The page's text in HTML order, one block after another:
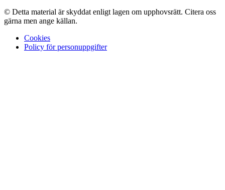
© Detta material är skyddat enligt lagen om upphovsrätt. Citera oss
gärna men ange källan.
Cookies
Policy för personuppgifter